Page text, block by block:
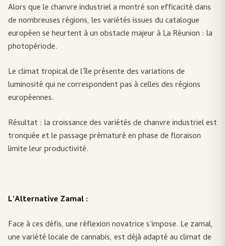
Alors que le chanvre industriel a montré son efficacité dans
de nombreuses régions, les variétés issues du catalogue
européen se heurtent à un obstacle majeur à La Réunion : la
photopériode.
Le climat tropical de l’île présente des variations de
luminosité qui ne correspondent pas à celles des régions
européennes.
Résultat : la croissance des variétés de chanvre industriel est
tronquée et le passage prématuré en phase de floraison
limite leur productivité.
L’Alternative Zamal :
Face à ces défis, une réflexion novatrice s’impose. Le zamal,
une variété locale de cannabis, est déjà adapté au climat de